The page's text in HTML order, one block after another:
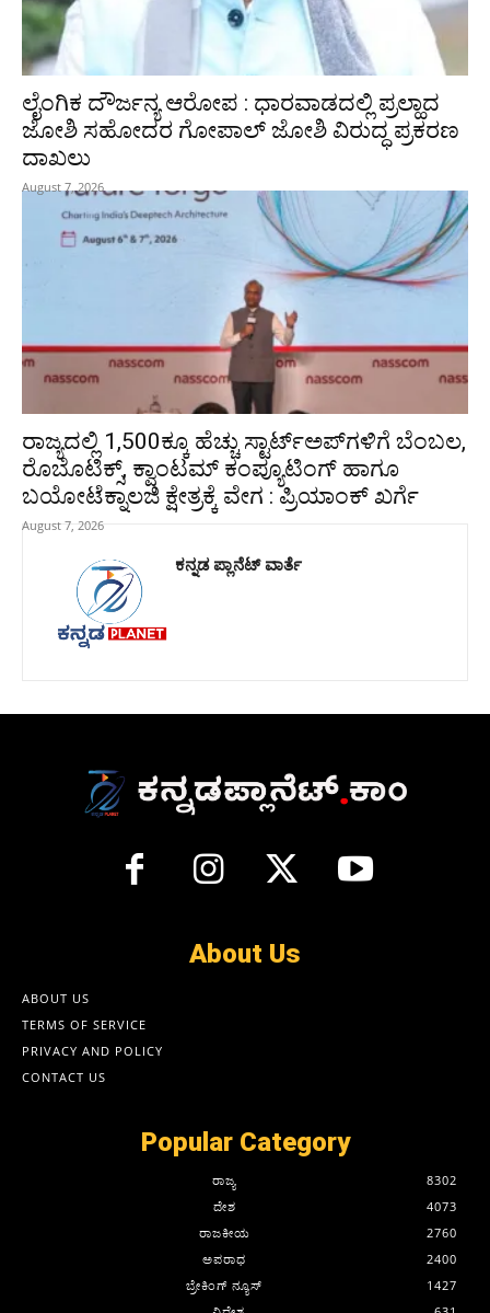
ಲೈಂಗಿಕ ದೌರ್ಜನ್ಯ ಆರೋಪ : ಧಾರವಾಡದಲ್ಲಿ ಪ್ರಲ್ಹಾದ
ಜೋಶಿ ಸಹೋದರ ಗೋಪಾಲ್ ಜೋಶಿ ವಿರುದ್ಧ ಪ್ರಕರಣ
ದಾಖಲು
August 7, 2026
ರಾಜ್ಯದಲ್ಲಿ 1,500ಕ್ಕೂ ಹೆಚ್ಚು ಸ್ಟಾರ್ಟ್‌ಅಪ್‌ಗಳಿಗೆ ಬೆಂಬಲ,
ರೊಬೊಟಿಕ್ಸ್, ಕ್ವಾಂಟಮ್ ಕಂಪ್ಯೂಟಿಂಗ್ ಹಾಗೂ
ಬಯೋಟೆಕ್ನಾಲಜಿ ಕ್ಷೇತ್ರಕ್ಕೆ ವೇಗ : ಪ್ರಿಯಾಂಕ್‌ ಖರ್ಗೆ
August 7, 2026
ಕನ್ನಡ ಪ್ಲಾನೆಟ್ ವಾರ್ತೆ
About Us
ABOUT US
TERMS OF SERVICE
PRIVACY AND POLICY
CONTACT US
Popular Category
ರಾಜ್ಯ
8302
ದೇಶ
4073
ರಾಜಕೀಯ
2760
ಅಪರಾಧ
2400
ಬ್ರೇಕಿಂಗ್ ನ್ಯೂಸ್
1427